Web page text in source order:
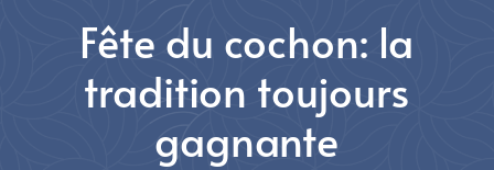
Fête du cochon: la
tradition toujours
gagnante